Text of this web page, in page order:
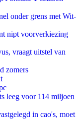
onder grens met Wit-
nipt voorverkiezing
vraagt uitstel van
zomers
leeg voor 114 miljoen
in cao's, moet